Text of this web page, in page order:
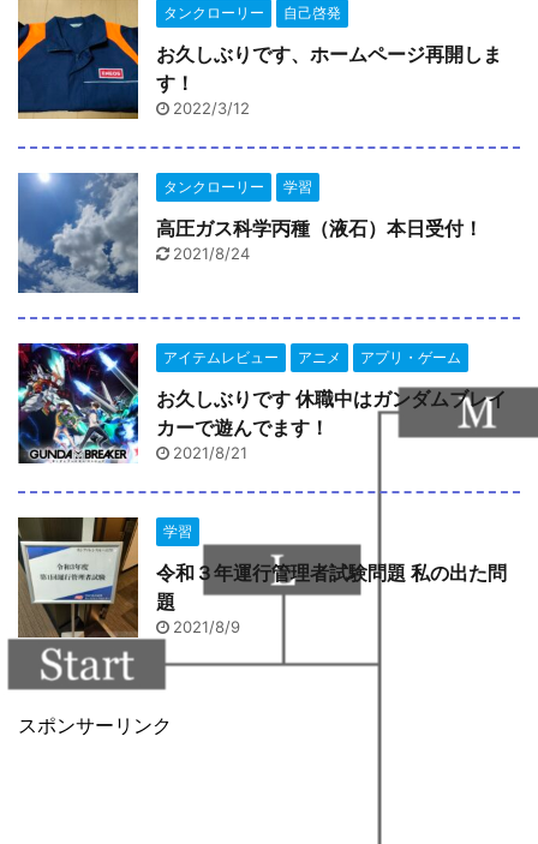
タンクローリー 自己啓発
お久しぶりです、ホームページ再開しま
す！
2022/3/12
タンクローリー 学習
高圧ガス科学丙種（液石）本日受付！
2021/8/24
アイテムレビュー アニメ アプリ・ゲーム
お久しぶりです 休職中はガンダムブレイ
カーで遊んでます！
2021/8/21
学習
令和３年運行管理者試験問題 私の出た問
題
2021/8/9
スポンサーリンク